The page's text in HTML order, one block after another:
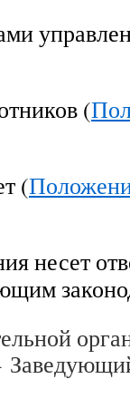
(
(
несет